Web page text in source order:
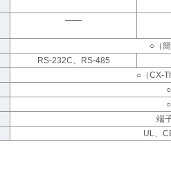
――
○（
RS-232C、RS-485
○（CX-
○
○
端
UL、